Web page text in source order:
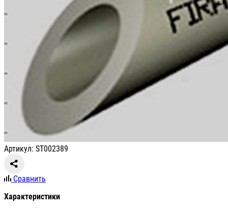
Артикул: ST002389
Сравнить
Характеристики